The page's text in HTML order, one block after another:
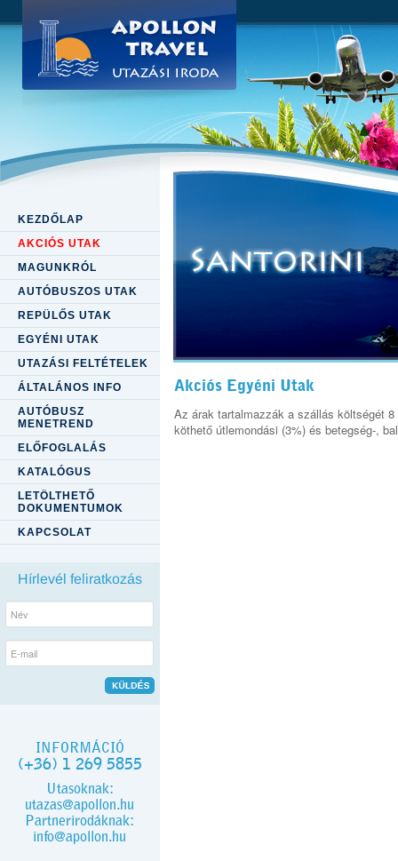
KEZDŐLAP
AKCIÓS UTAK
MAGUNKRÓL
AUTÓBUSZOS UTAK
REPÜLŐS UTAK
EGYÉNI UTAK
UTAZÁSI FELTÉTELEK
ÁLTALÁNOS INFO
AUTÓBUSZ
MENETREND
ELŐFOGLALÁS
KATALÓGUS
LETÖLTHETŐ
DOKUMENTUMOK
KAPCSOLAT
Hírlevél feliratkozás
INFORMÁCIÓ
(+36) 1 269 5855
Utasoknak:
utazas@apollon.hu
Partnerirodáknak:
info@apollon.hu
Akciós Egyéni Utak
Az árak tartalmazzák a szállás költségét
köthető útlemondási (3%) és betegség-,